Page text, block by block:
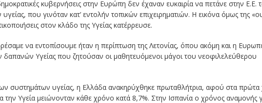
κυβερνήσεις στην Ευρώπη δεν έχαναν ευκαιρία να πετάνε στην Ε.Ε.
που γινόταν κατ’ εντολήν τοπικών επιχειρηματιών. Η εικόνα όμως της
στον κλάδο της Υγείας κατέρρευσε.
να εντοπίσουμε ήταν η περίπτωση της Λετονίας, όπου ακόμη και η
δαπανών Υγείας που ζητούσαν οι μαθητευόμενοι μάγοι του νεοφιλελεύθερου
συστημάτων υγείας, η Ελλάδα ανακηρύχθηκε πρωταθλήτρια, αφού στα πρώτα
την Υγεία μειώνονταν κάθε χρόνο κατά 8,7%. Στην Ισπανία o χρόνος αναμονής